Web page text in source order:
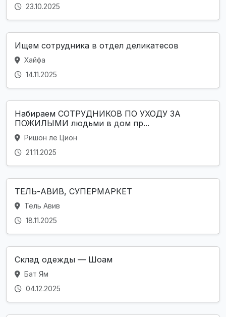
23.10.2025
Ищем сотрудника в отдел деликатесов
Хайфа
14.11.2025
Набираем СОТРУДНИКОВ ПО УХОДУ ЗА
ПОЖИЛЫМИ людьми в дом пр...
Ришон ле Цион
21.11.2025
ТЕЛЬ-АВИВ, СУПЕРМАРКЕТ
Тель Авив
18.11.2025
Склад одежды — Шоам
Бат Ям
04.12.2025